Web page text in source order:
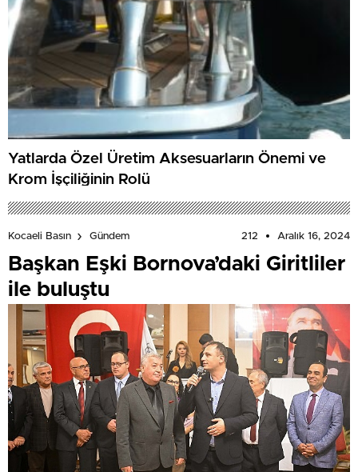
Yatlarda Özel Üretim Aksesuarların Önemi ve
Krom İşçiliğinin Rolü
Kocaeli Basın Gündem 212 Aralık 16, 2024
Başkan Eşki Bornova’daki Giritliler
ile buluştu